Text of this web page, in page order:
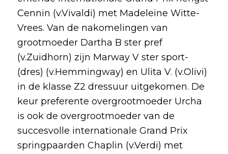
Cennin (v.Vivaldi) met Madeleine Witte-
Vrees. Van de nakomelingen van
grootmoeder Dartha B ster pref
(v.Zuidhorn) zijn Marway V ster sport-
(dres) (v.Hemmingway) en Ulita V. (v.Olivi)
in de klasse Z2 dressuur uitgekomen. De
keur preferente overgrootmoeder Urcha
is ook de overgrootmoeder van de
succesvolle internationale Grand Prix
springpaarden Chaplin (v.Verdi) met